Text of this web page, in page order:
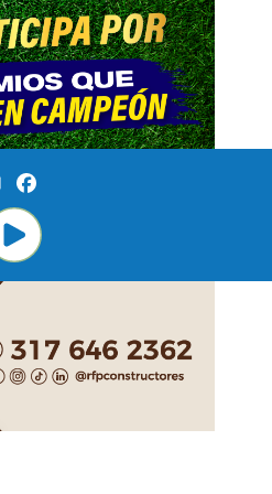
Instagram